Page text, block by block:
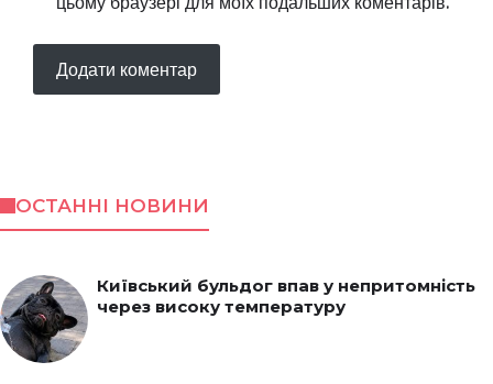
ОСТАННІ НОВИНИ
Київський бульдог впав у непритомність
через високу температуру